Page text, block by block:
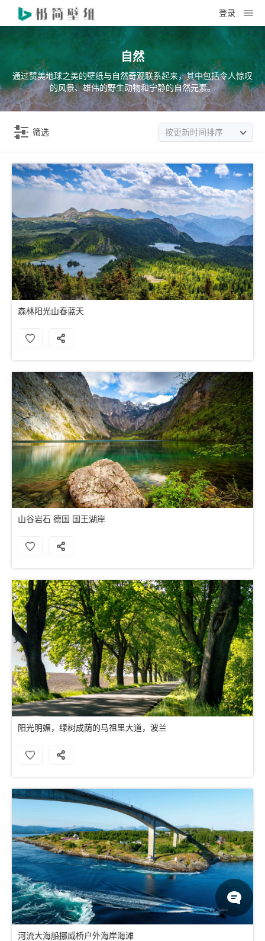
登录
自然
通过赞美地球之美的壁纸与自然奇观联系起来，其中包括令人惊叹
的风景、雄伟的野生动物和宁静的自然元素。
筛选 按更新时间排序
森林阳光山春蓝天
山谷岩石 德国 国王湖岸
阳光明媚，绿树成荫的马祖里大道，波兰
河流大海船挪威桥户外海岸海滩